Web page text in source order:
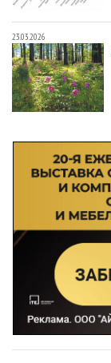
23.03.2026